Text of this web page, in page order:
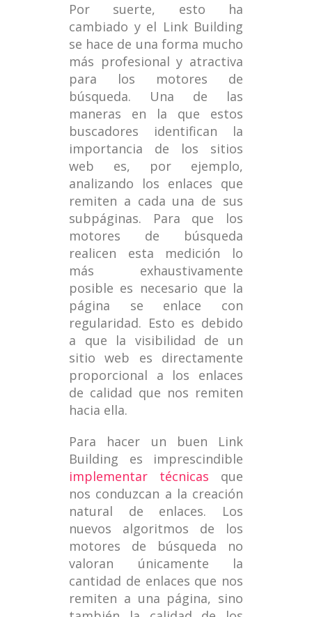
Por suerte, esto ha
cambiado y el Link Building
se hace de una forma mucho
más profesional y atractiva
para los motores de
búsqueda. Una de las
maneras en la que estos
buscadores identifican la
importancia de los sitios
web es, por ejemplo,
analizando los enlaces que
remiten a cada una de sus
subpáginas. Para que los
motores de búsqueda
realicen esta medición lo
más exhaustivamente
posible es necesario que la
página se enlace con
regularidad. Esto es debido
a que la visibilidad de un
sitio web es directamente
proporcional a los enlaces
de calidad que nos remiten
hacia ella.
Para hacer un buen Link
Building es imprescindible
implementar técnicas que
nos conduzcan a la creación
natural de enlaces. Los
nuevos algoritmos de los
motores de búsqueda no
valoran únicamente la
cantidad de enlaces que nos
remiten a una página, sino